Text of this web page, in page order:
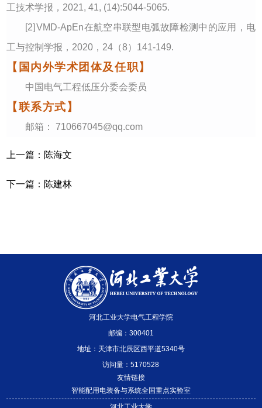
工技术学报 ， 2021, 41, (14):5044-5065.
[2] VMD-ApEn在航空串联型电弧故障检测中的应用
，电
工与控制学报 ， 2020，24（8）141-149.
【国内外学术团体及任职】
中国电气工程低压分委会委员
【联系方式】
邮箱： 710667045@qq.com
上一篇： 陈海文
下一篇： 陈建林
河北工业大学电气工程学院
邮编：300401
地址：天津市北辰区西平道5340号
访问量：5170528
友情链接
智能配用电装备与系统全国重点实验室